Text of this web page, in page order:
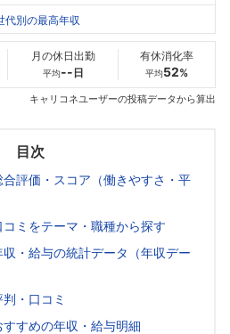
30代
660万
--万
別の最高年収
月の休日出勤
平均-- 日
有休消化率
平均52%
キャリコネユーザーの投稿データから算出
目次
評価・スコア（働きやすさ・平
ミをテーマ・職種から探す
・給与の統計データ（年収デー
・口コミ
すめの年収・給与明細